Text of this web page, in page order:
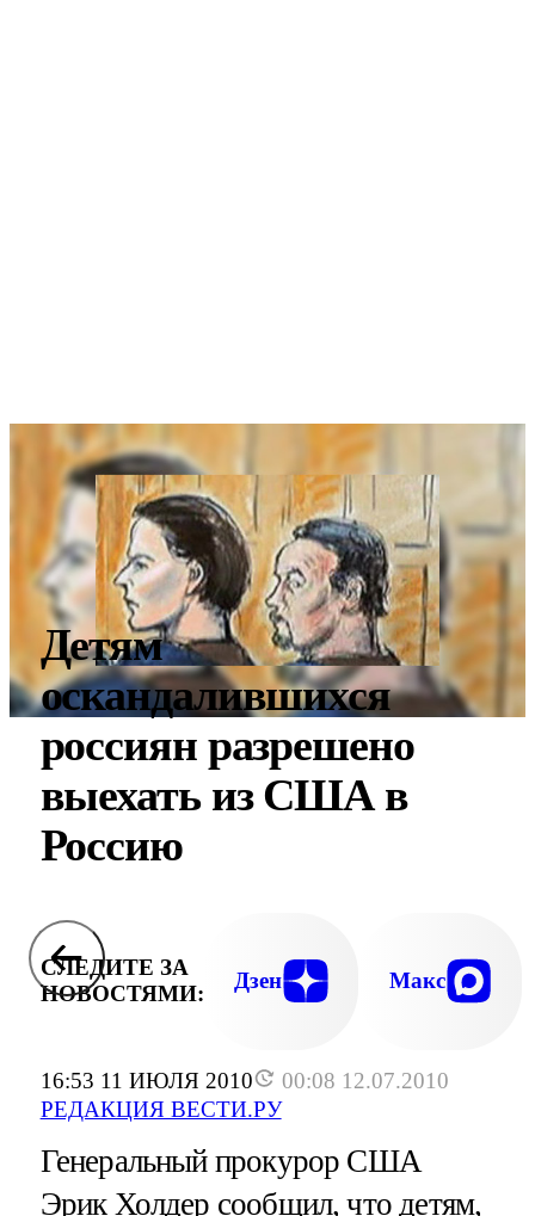
16:53 11 ИЮЛЯ 2010
00:08 12.07.2010
РЕДАКЦИЯ ВЕСТИ.РУ
Детям
оскандалившихся
россиян разрешено
выехать из США в
Россию
СЛЕДИТЕ ЗА
НОВОСТЯМИ:
Дзен Макс
Генеральный прокурор США
Эрик Холдер сообщил, что детям,